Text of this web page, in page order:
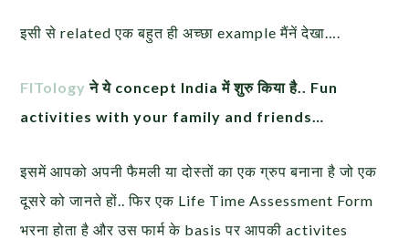
इसी से related एक बहुत ही अच्छा example मैंनें देखा….
FITology ने ये concept India में शुरु किया है.. Fun
activities with your family and friends…
इसमें आपको अपनी फैमली या दोस्तों का एक ग्रुप बनाना है जो एक
दूसरे को जानते हों.. फिर एक Life Time Assessment Form
भरना होता है और उस फार्म के basis पर आपकी activites